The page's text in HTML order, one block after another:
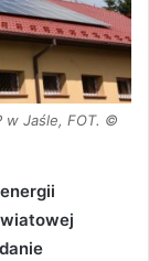
w Jaśle, FOT. ©